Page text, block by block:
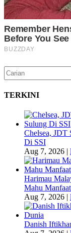
Search
TERKINI
Chelsea, JDT
Di SSI
Aug 7, 2026 |
Harimau
Mahu
Aug 7, 2026 |
Danish